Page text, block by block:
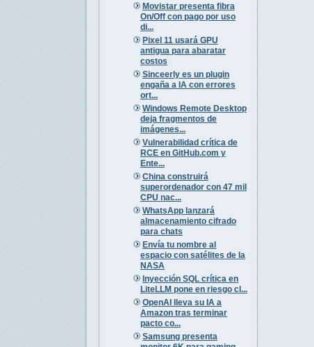
Movistar presenta fibra
On/Off con pago por uso
di...
Pixel 11 usará GPU
antigua para abaratar
costos
Sinceerly es un plugin
engaña a IA con errores
ort...
Windows Remote Desktop
deja fragmentos de
imágenes...
Vulnerabilidad crítica de
RCE en GitHub.com y
Ente...
China construirá
superordenador con 47 mil
CPU nac...
WhatsApp lanzará
almacenamiento cifrado
para chats
Envía tu nombre al
espacio con satélites de la
NASA
Inyección SQL crítica en
LiteLLM pone en riesgo cl...
OpenAI lleva su IA a
Amazon tras terminar
pacto co...
Samsung presenta